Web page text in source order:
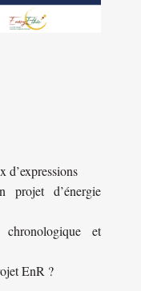
d’expressions
projet d’énergie
et
EnR ?